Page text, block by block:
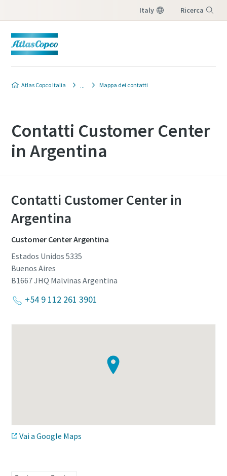
Italy Ricerca
Atlas Copco Italia Mappa dei contatti
Contatti Customer Center
in Argentina
Contatti Customer Center in
Argentina
Customer Center Argentina
Estados Unidos 5335
Buenos Aires
B1667 JHQ Malvinas Argentina
+54 9 112 261 3901
Vai a Google Maps